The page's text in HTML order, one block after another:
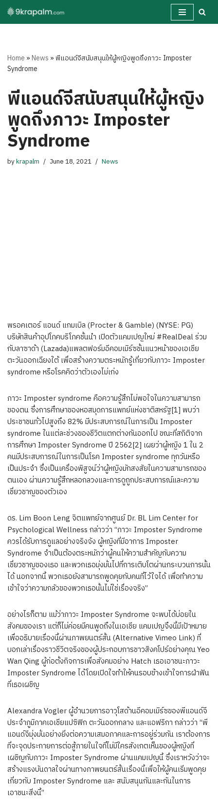
Skip
Home »News » พีแอนด์จีสนับสนุนให้ผู้หญิงพูดถึงภาวะ Imposter
Syndrome
พีแอนด์จีสนับสนุนให้ผู้หญิง
พูดถึงภาวะ Imposter
Syndrome
bykrapalm June 18, 2021 News
พรอคเตอร์ แอนด์ แกมเบิล (Procter & Gamble) (NYSE: PG)
บริษัทสินค้าอุปโภคบริโภคชั้นนำ เปิดตัวแคมเปญใหม่ #RealDeal ร่วม
กับลาซาด้า (Lazada)แพลตฟอร์มอีคอมเมิร์ซชั้นแนวหน้าของเอเชีย
ตะวันออกเฉียงใต้ เพื่อสร้างความตระหนักรู้เกี่ยวกับภาวะ Imposter
syndrome หรือโรคคิดว่าตัวเองไม่เก่ง
ภาวะ Imposter syndrome คือความรู้สึกไม่พอใจในความสามารถ
ของตน ซึ่งการศึกษาของหอสมุดการแพทย์แห่งชาติสหรัฐ[1] พบว่า
ประชาชนทั่วไปสูงถึง 82% มีประสบการณ์ในการเป็น Imposter
syndrome ในแต่ละช่วงของชีวิตแตกต่างกันออกไป ขณะที่สถิติจาก
การศึกษา Imposter Syndrome ปี 2562[2] เผยว่าผู้หญิง 1 ใน 2
คนมีประสบการณ์ในการเป็นโรค Imposter syndrome ทุกวันหรือ
เป็นประจำ ซึ่งเป็นเครื่องพิสูจน์ว่าผู้หญิงมักสงสัยในความสามารถของ
ตนเอง ผ่านความรู้สึกหลอกลวงและการดูถูกประสบการณ์และความ
เชี่ยวชาญของตัวเอง
ดร. Lim Boon Leng จิตแพทย์จากศูนย์ Dr. BL Lim Center for
Psychological Wellness กล่าวว่า “ภาวะ Imposter Syndrome
ควรได้รับการดูแลอย่างจริงจัง ผู้หญิงที่มีอาการ Imposter
Syndrome จำเป็นต้องตระหนักว่าผู้คนให้ความสำคัญกับความ
เชี่ยวชาญของเธอ และพวกเธอมุ่งมั่นไปที่การเติบโตผ่านกระบวนการนั้น
ได้ นอกจากนี้ พวกเธอยังสามารถพูดคุยกับคนที่ไว้ใจได้ เพื่อทำความ
เข้าใจว่าความกลัวของพวกเธอนั้นไม่ใช่เรื่องจริง”
อย่างไรก็ตาม แม้ว่าภาวะ Imposter Syndrome จะพบได้บ่อยใน
สังคมของเรา แต่ก็ไม่ค่อยมีคนพูดถึงในเอเชีย แคมเปญจึงนี้มีเป้าหมาย
เพื่ออธิบายเรื่องนี้ผ่านภาพยนตร์สั้น (Alternative Vimeo Link) ที่
บอกเล่าเรื่องราวชีวิตจริงของผู้ประกอบการชาวสิงคโปร์อย่างคุณ Yeo
Wan Qing ผู้ก่อตั้งกิจการเพื่อสังคมอย่าง Hatch เธอเอาชนะภาวะ
Imposter Syndrome ได้โดยเปิดใจทำให้คนรอบข้างเข้าใจการฝ่าฟัน
ที่เธอเผชิญ
Alexandra Vogler ผู้อำนวยการอาวุโสด้านอีคอมเมิร์ซของพีแอนด์จี
ประจำภูมิภาคเอเชียแปซิฟิก ตะวันออกกลาง และแอฟริกา กล่าวว่า “พี
แอนด์จีมุ่งมั่นอย่างยิ่งต่อความเสมอภาคและการอยู่ร่วมกัน เราต้องการ
ที่จะจุดประกายการต่อสู้ภายในใจที่ไม่มีใครสังเกตเห็นของผู้หญิงที่
เผชิญกับภาวะ Imposter Syndrome ผ่านแคมเปญนี้ ซึ่งเราหวังว่าจะ
สร้างแรงบันดาลใจผ่านทางภาพยนตร์สั้นเรื่องนี้เพื่อให้ผู้คนเริ่มพูดคุย
เกี่ยวกับ Imposter Syndrome และ สนับสนุนกันและกันในการ
เอาชนะสิ่งนี้”